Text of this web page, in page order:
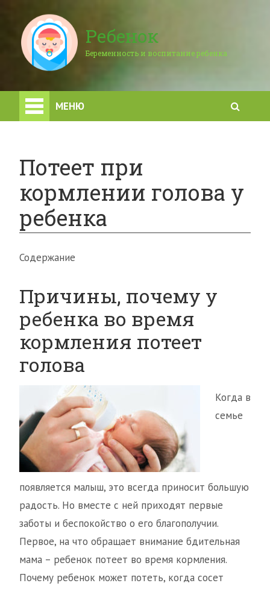
Ребенок
Беременность и воспитание ребенка
МЕНЮ
Потеет при
кормлении голова у
ребенка
Содержание
Причины, почему у
ребенка во время
кормления потеет
голова
Когда в
семье
появляется малыш, это всегда приносит большую
радость. Но вместе с ней приходят первые
заботы и беспокойство о его благополучии.
Первое, на что обращает внимание бдительная
мама – ребенок потеет во время кормления.
Почему ребенок может потеть, когда сосет